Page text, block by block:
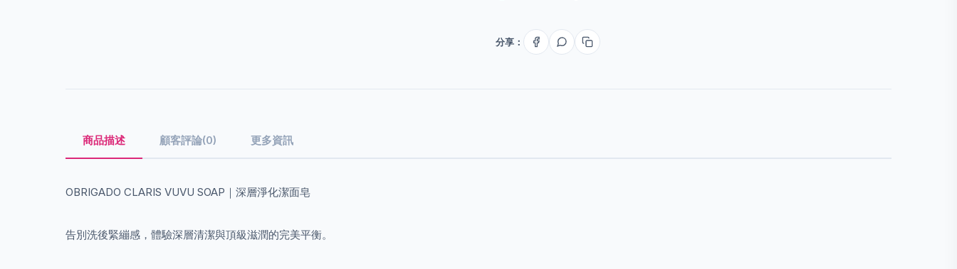
分享：
商品描述 顧客評論(0) 更多資訊
OBRIGADO CLARIS VUVU SOAP｜深層淨化潔面皂
告別洗後緊繃感，體驗深層清潔與頂級滋潤的完美平衡。